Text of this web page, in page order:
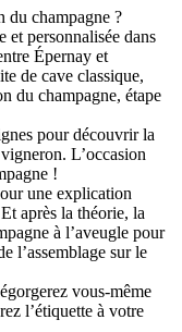
du champagne ?
et personnalisée dans
Épernay et
de cave classique,
du champagne, étape
pour découvrir la
L’occasion
!
une explication
après la théorie, la
à l’aveugle pour
l’assemblage sur le
vous-même
l’étiquette à votre